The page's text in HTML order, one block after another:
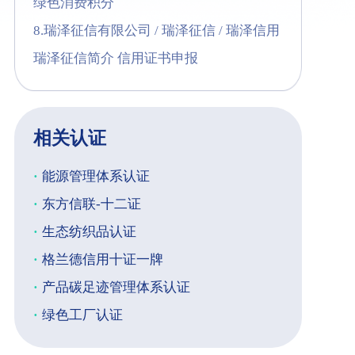
8.瑞泽征信有限公司 / 瑞泽征信 / 瑞泽信用
瑞泽征信简介 信用证书申报
相关认证
· 能源管理体系认证
· 东方信联-十二证
· 生态纺织品认证
· 格兰德信用十证一牌
· 产品碳足迹管理体系认证
· 绿色工厂认证